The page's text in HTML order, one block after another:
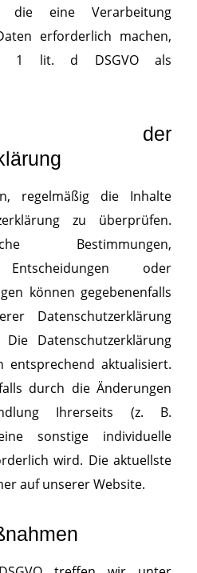
die eine Verarbeitung
erforderlich machen,
1 lit. d DSGVO als
der
regelmäßig die Inhalte
zu überprüfen.
Bestimmungen,
Entscheidungen oder
können gegebenenfalls
Datenschutzerklärung
Datenschutzerklärung
entsprechend aktualisiert.
durch die Änderungen
Ihrerseits (z. B.
sonstige individuelle
wird. Die aktuellste
auf unserer Website.